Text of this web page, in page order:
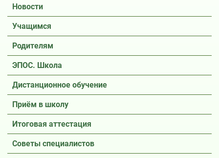
Новости
Учащимся
Родителям
ЭПОС. Школа
Дистанционное обучение
Приём в школу
Итоговая аттестация
Советы специалистов